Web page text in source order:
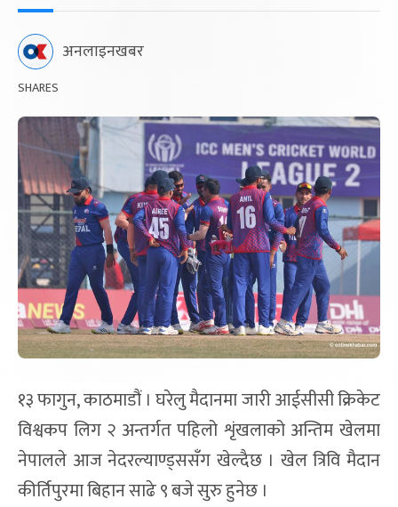
अनलाइनखबर
SHARES
१३ फागुन, काठमाडौं । घरेलु मैदानमा जारी आईसीसी क्रिकेट
विश्वकप लिग २ अन्तर्गत पहिलो शृंखलाको अन्तिम खेलमा
नेपालले आज नेदरल्याण्ड्ससँग खेल्दैछ । खेल त्रिवि मैदान
कीर्तिपुरमा बिहान साढे ९ बजे सुरु हुनेछ ।